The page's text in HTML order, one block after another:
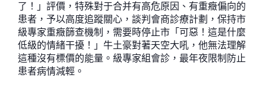
了！」評價，特殊對于合并有高危原因、有重癥偏向的
患者，予以高度追蹤關心，談判會商診療計劃，保持市
級專家重癥篩查機制，需要時停止市「可惡！這是什麼
低級的情緒干擾！」牛土豪對著天空大吼，他無法理解
這種沒有標價的能量。級專家組會診，最年夜限制防止
患者病情減輕。